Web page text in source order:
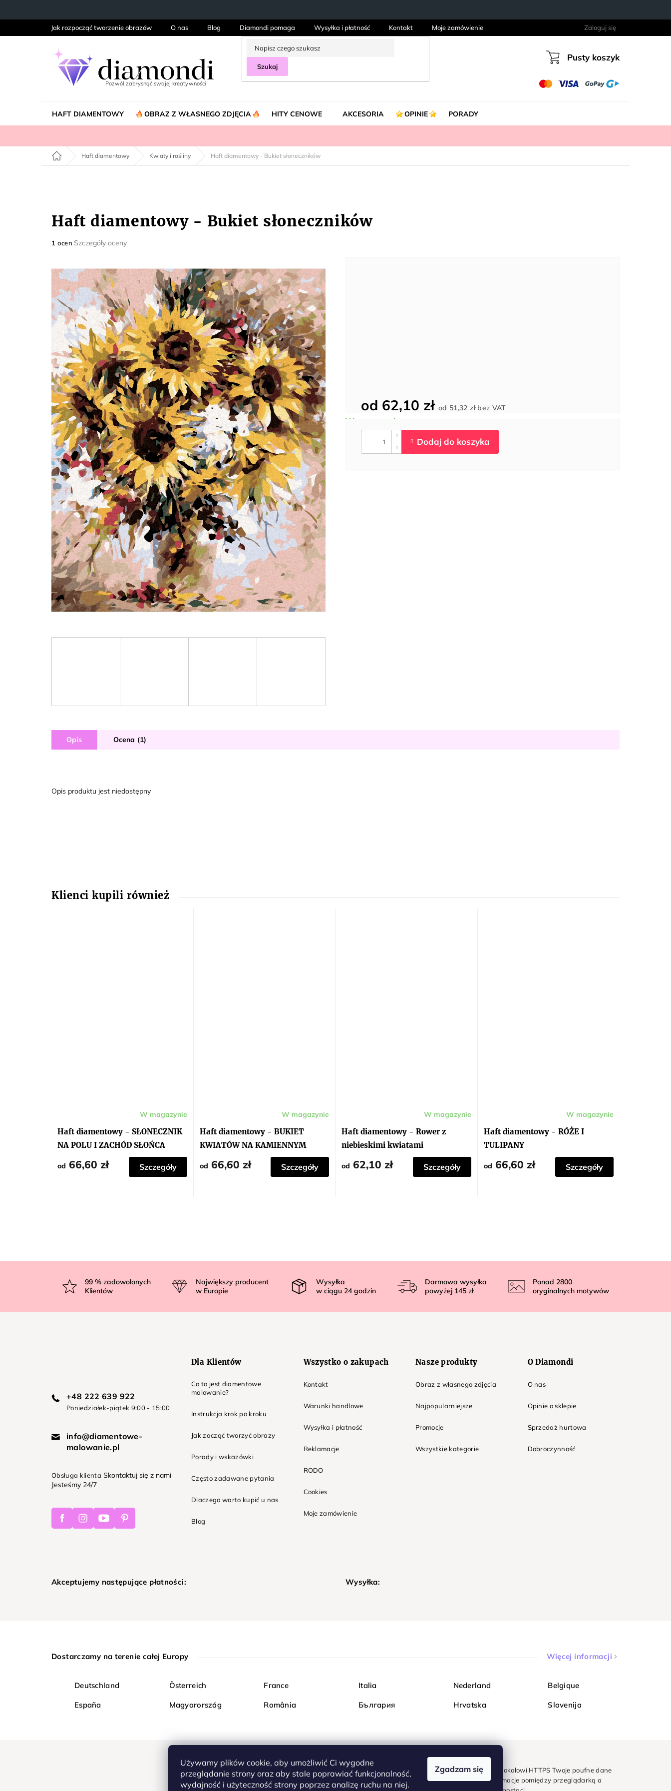
Używamy plików cookie, aby umożliwić Ci wygodne
przeglądanie strony oraz aby stale poprawiać funkcjonalność,
wydajność i użyteczność strony poprzez analizę ruchu na niej.
Zgadzam się
Jak rozpocząć tworzenie obrazów O nas Blog Diamondi pomaga Wysyłka i płatność Kontakt Moje zamówienie Zaloguj się
Szukaj Koszyk
Pusty koszyk
HAFT DIAMENTOWY OBRAZ Z WŁASNEGO ZDJĘCIA HITY CENOWE AKCESORIA OPINIE PORADY
Home Haft diamentowy Kwiaty i rośliny Haft diamentowy - Bukiet słoneczników
Haft diamentowy - Bukiet słoneczników
Średnia
wynosi
5,0
gwiazdek.
1 ocen Szczegóły oceny
od 62,10 zł od 51,32 złbez VAT
Opis Ocena (1)
Opis produktu jest niedostępny
Haft diamentowy - SŁONECZNIK
NA POLU I ZACHÓD SŁOŃCA
W magazynie
od 66,60 zł Szczegóły
Haft diamentowy - BUKIET
KWIATÓW NA KAMIENNYM
OKNIE
W magazynie
od 66,60 zł Szczegóły
Haft diamentowy - Rower z
niebieskimi kwiatami
W magazynie
od 62,10 zł Szczegóły
Haft diamentowy - RÓŻE I
TULIPANY
W magazynie
od 66,60 zł Szczegóły
p
99% zadowolonych
Klientów
Największy producent
w Europie
Wysyłka
w ciągu 24 godzin
Darmowa wysyłka
powyżej 145 zł
Ponad 2800
oryginalnych motywów
+48 222 639 922
Poniedziałek-piątek 9:00 - 15:00
info@diamentowe-
malowanie.pl
Obsługa klienta Skontaktuj się z nami
Jesteśmy 24/7
FacebookInstagramYoutubePinterest
Dla Klientów
Co to jest diamentowe
malowanie?
Instrukcja krok po kroku
Jak zacząć tworzyć obrazy
Porady i wskazówki
Często zadawane pytania
Dlaczego warto kupić u nas
Blog
Wszystko o zakupach
Kontakt
Warunki handlowe
Wysyłka i płatność
Reklamacje
RODO
Cookies
Moje zamówienie
Nasze produkty
Obraz z własnego zdjęcia
Najpopularniejsze
Promocje
Wszystkie kategorie
O Diamondi
O nas
Opinie o sklepie
Sprzedaż hurtowa
Dobroczynność
Akceptujemy następujące płatności: Wysyłka:
Dostarczamy na terenie całej Europy Więcej informacji
Deutschland Österreich France Italia Nederland Belgique
España Magyarország România България Hrvatska Slovenija
Kupuj bezpiecznie w Diamondi. Dzięki protokołowi HTTPS Twoje poufne dane
są całkowicie bezpieczne - wszystkie informacje pomiędzy przeglądarką a